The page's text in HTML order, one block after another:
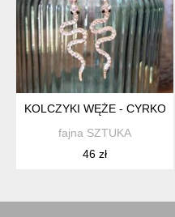
KOLCZYKI WĘŻE -
fajna SZTUKA
46 zł